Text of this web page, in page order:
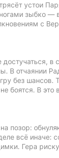
устои
зыбко —
с
В отчаянии
без
боятся. В
позор:
всё иначе:
Гера